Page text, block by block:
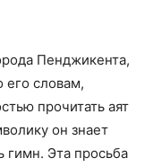
Пенджикента,
его словам,
прочитать аят
он знает
Эта просьба